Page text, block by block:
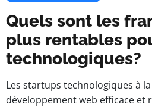
Quels sont les
plus rentables
technologiques?
Les startups technologiques à
développement web efficace